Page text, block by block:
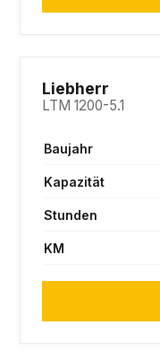
Liebherr
LTM 1200-5.1
Baujahr
Kapazität
Stunden
KM